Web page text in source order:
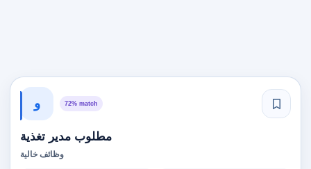
و 72% match
مطلوب مدير تغذية
وظائف خالية